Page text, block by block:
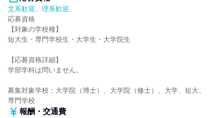
文系歓迎、理系歓迎
応募資格
【対象の学校種】
短大生・専門学校生・大学生・大学院生
【応募資格詳細】
学部学科は問いません。
募集対象学校：大学院（博士）、大学院（修士）、大学、短大、
専門学校
報酬・交通費